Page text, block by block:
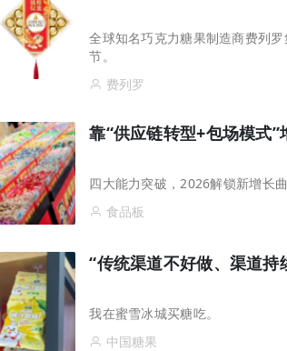
全球知名巧克力糖果制造商费列
节。
费列罗
靠“供应链转型+包场模式
四大能力突破，2026解锁新增长曲
食品板
“传统渠道不好做、渠道持
我在蜜雪冰城买糖吃。
中国糖果